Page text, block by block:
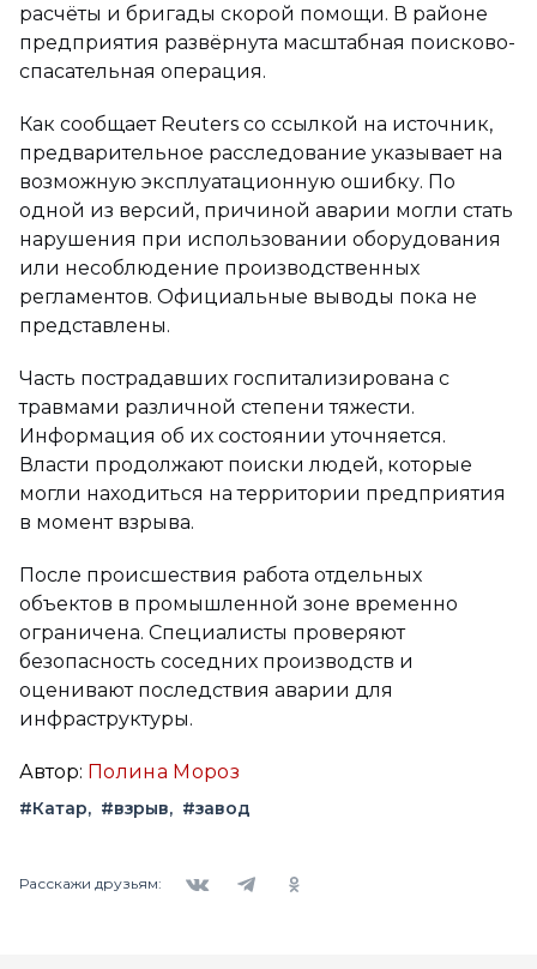
расчёты и бригады скорой помощи. В районе
предприятия развёрнута масштабная поисково-
спасательная операция.
Как сообщает Reuters со ссылкой на источник,
предварительное расследование указывает на
возможную эксплуатационную ошибку. По
одной из версий, причиной аварии могли стать
нарушения при использовании оборудования
или несоблюдение производственных
регламентов. Официальные выводы пока не
представлены.
Часть пострадавших госпитализирована с
травмами различной степени тяжести.
Информация об их состоянии уточняется.
Власти продолжают поиски людей, которые
могли находиться на территории предприятия
в момент взрыва.
После происшествия работа отдельных
объектов в промышленной зоне временно
ограничена. Специалисты проверяют
безопасность соседних производств и
оценивают последствия аварии для
инфраструктуры.
Автор: Полина Мороз
#Катар #взрыв #завод
Расскажи друзьям: